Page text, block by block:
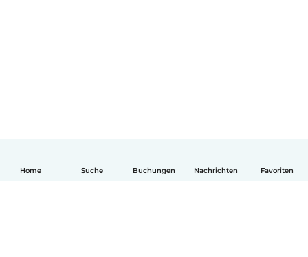
Home Suche Buchungen Nachrichten Favoriten